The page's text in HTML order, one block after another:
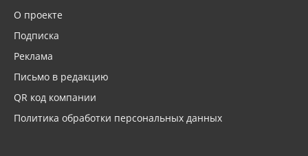
О проекте
Подписка
Реклама
Письмо в редакцию
QR код компании
Политика обработки персональных данных